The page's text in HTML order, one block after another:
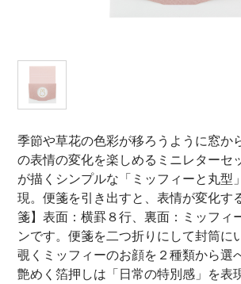
季節や草花の色彩が移ろうように窓か
の表情の変化を楽しめるミニレターセ
が描くシンプルな「ミッフィーと丸型
現。便箋を引き出すと、表情が変化す
箋】表面：横罫８行、裏面：ミッフィ
ンです。便箋を二つ折りにして封筒に
覗くミッフィーのお顔を２種類から選
艶めく箔押しは「日常の特別感」を表